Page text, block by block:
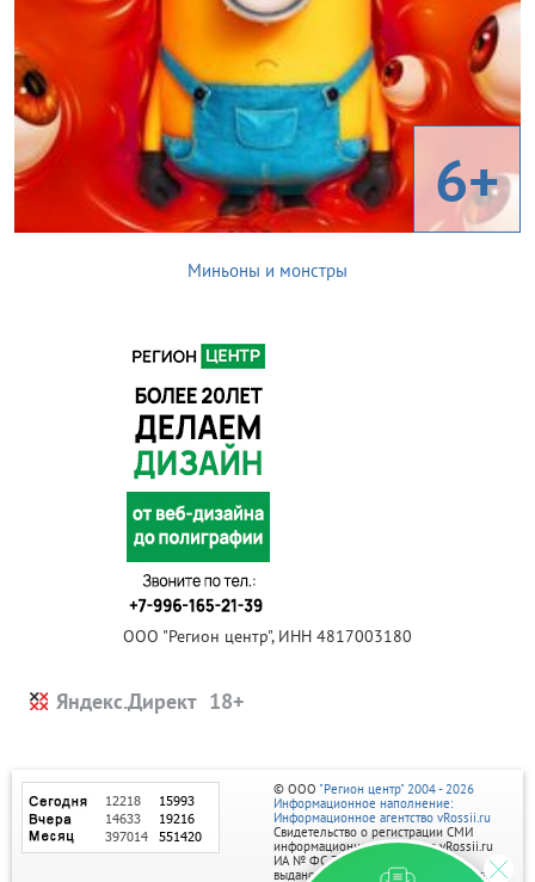
6+
Миньоны и монстры
ООО "Регион центр", ИНН 4817003180
Яндекс.Директ
© ООО "Регион центр" 2004 - 2026
Информационное наполнение:
Информационное агентство vRossii.ru
Свидетельство о регистрации СМИ
информационного агентства vRossii.ru
ИА № ФС 77‑35502
выдано РОСКОМНАДЗОРом 04 марта